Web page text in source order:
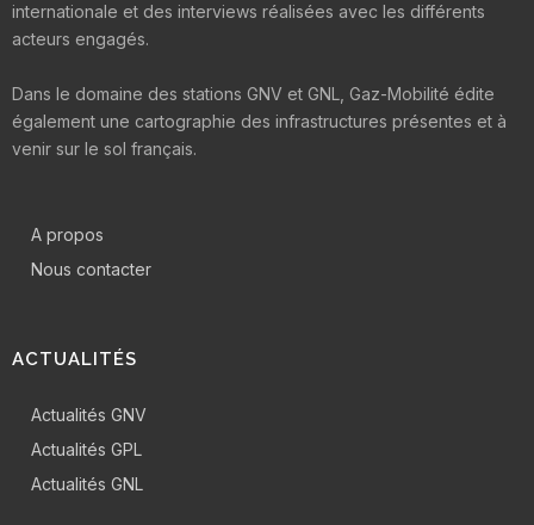
internationale et des interviews réalisées avec les différents
acteurs engagés.
Dans le domaine des stations GNV et GNL, Gaz-Mobilité édite
également une cartographie des infrastructures présentes et à
venir sur le sol français.
A propos
Nous contacter
ACTUALITÉS
Actualités GNV
Actualités GPL
Actualités GNL